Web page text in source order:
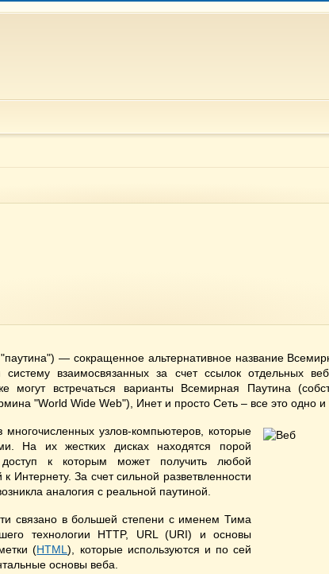
— сокращенное альтернативное название
взаимосвязанных за счет ссылок отдельных
могут встречаться варианты Всемирная Паутина
"World Wide Web"), Инет и просто Сеть – все это одно и
многочисленных узлов-компьютеров, которые
На их жестких дисках находятся порой
к которым может получить любой
За счет сильной разветвленности
аналогия с реальной паутиной.
связано в большей степени с именем Тима
технологии HTTP, URL (URI) и основы
(HTML), которые используются и по сей
основы веба.